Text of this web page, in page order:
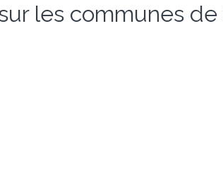
les communes de